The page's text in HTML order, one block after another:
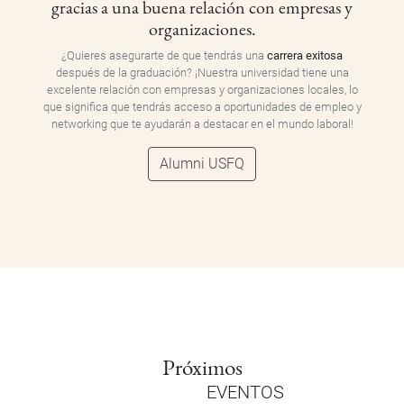
gracias a una buena relación con empresas y
organizaciones.
¿Quieres asegurarte de que tendrás una carrera exitosa
después de la graduación? ¡Nuestra universidad tiene una
excelente relación con empresas y organizaciones locales, lo
que significa que tendrás acceso a oportunidades de empleo y
networking que te ayudarán a destacar en el mundo laboral!
Alumni USFQ
Próximos
EVENTOS